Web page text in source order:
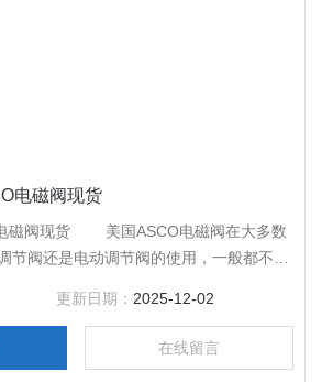
电磁阀现货
磁阀现货 美国ASCO电磁阀在大多数
节阀还是电动调节阀的使用，一般都不推
使用。
更新日期： 2025-12-02
在线留言